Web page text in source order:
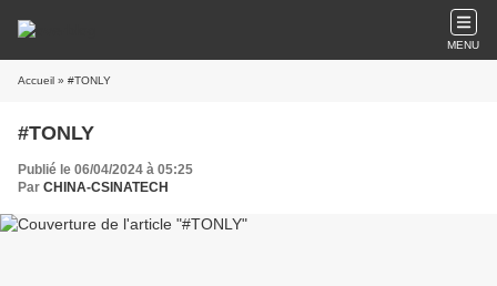
MENU
Accueil » #TONLY
#TONLY
Publié le 06/04/2024 à 05:25
Par CHINA-CSINATECH